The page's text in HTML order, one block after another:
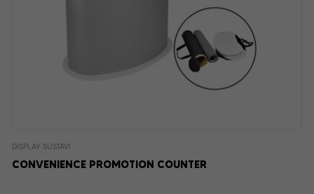
DISPLAY SUSTAVI
CONVENIENCE PROMOTION COUNTER